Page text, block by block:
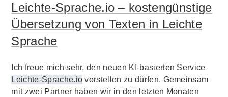
Leichte-Sprache.io – kostengünstige
Übersetzung von Texten in Leichte
Sprache
Ich freue mich sehr, den neuen KI-basierten Service
Leichte-Sprache.io vorstellen zu dürfen. Gemeinsam
mit zwei Partner haben wir in den letzten Monaten